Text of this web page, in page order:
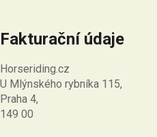
Fakturační údaje
Horseriding.cz
U Mlýnského rybníka 115,
Praha 4,
149 00